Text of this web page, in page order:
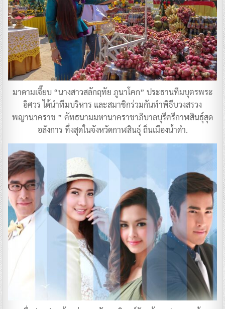
มาดามเจี๊ยบ “นางสาวสลักฤทัย ภูนาโคก” ประธานทีมบุตรพระ
อิศวร ได้นำทีมบริหาร และสมาชิกร่วมกันทำพิธีบวงสรวง
พญานาคราช ” คัทธนามมหานาคราชาภิบาลบุรีศรีกาฬสินธุ์สุด
อลังการ ทึ่งสุดในจังหวัดกาฬสินธุ์ ถิ่นเมืองน้ำดำ.